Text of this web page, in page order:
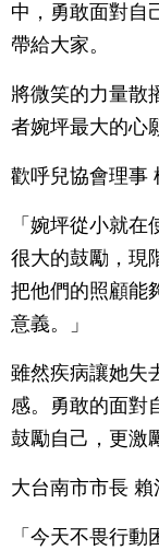
中，勇敢面對自
帶給大家。
將微笑的力量散
者婉坪最大的心
歡呼兒協會理事
「婉坪從小就
很大的鼓勵，現
把他們的照顧能
意義。」
雖然疾病讓她失
感。勇敢的面對
鼓勵自己，更激
大台南市市長 賴
「今天不畏行